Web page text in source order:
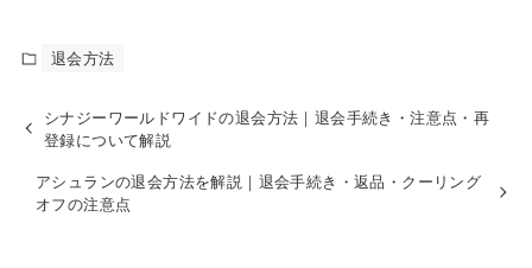
退会方法
シナジーワールドワイドの退会方法｜退会手続き・注意点・再
登録について解説
アシュランの退会方法を解説｜退会手続き・返品・クーリング
オフの注意点